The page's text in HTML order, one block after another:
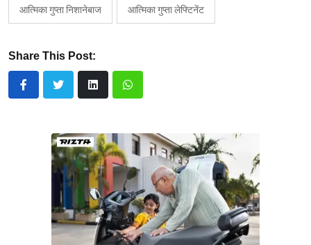
आत्मिका गुप्ता निशानेबाज आत्मिका गुप्ता लेफ्टिनेंट
Share This Post: